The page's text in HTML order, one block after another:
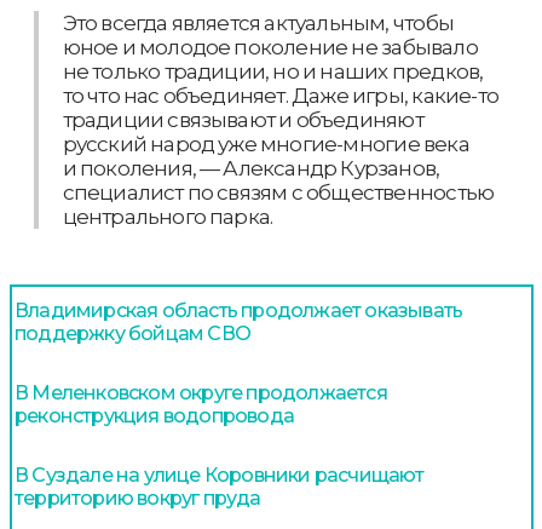
Это всегда является актуальным, чтобы
юное и молодое поколение не забывало
не только традиции, но и наших предков,
то что нас объединяет. Даже игры, какие-то
традиции связывают и объединяют
русский народ уже многие-многие века
и поколения, — Александр Курзанов,
специалист по связям с общественностью
центрального парка.
Владимирская область продолжает оказывать
поддержку бойцам СВО
В Меленковском округе продолжается
реконструкция водопровода
В Суздале на улице Коровники расчищают
территорию вокруг пруда